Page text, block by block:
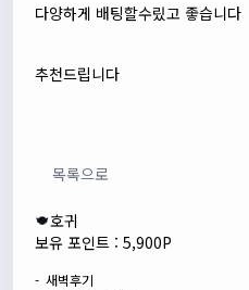
다양하게 배팅할수맀고 좋습니다
추천드립니다
목록으로
호귀
보유 포인트 : 5,900P
- 새벽후기